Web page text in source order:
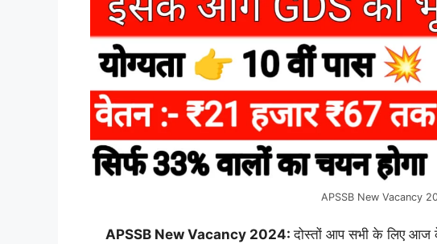
APSSB New Vacancy
APSSB New Vacancy 2024:दोस्तों आप सभी के लिए आज